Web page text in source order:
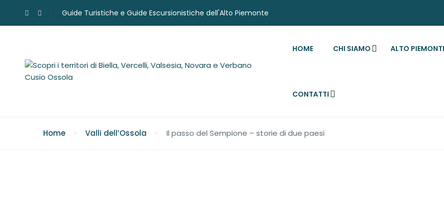
Guide Turistiche e Guide Escursionistiche dell'Alto Piemonte
HOME CHI SIAMO ALTO
CONTATTI
Home Valli dell’Ossola Il passo del Sempione – storie di due paesi